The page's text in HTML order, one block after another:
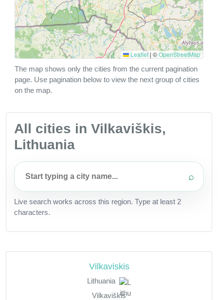
Leaflet | ©OpenStreetMap
The map shows only the cities from the current pagination
page. Use pagination below to view the next group of cities
on the map.
All cities in Vilkaviškis,
Lithuania
⌕
Live search works across this region. Type at least 2
characters.
Vilkaviskis
Lithuania
Vilkaviškis